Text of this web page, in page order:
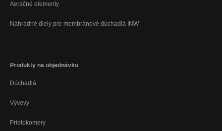
Aeračné elementy
Náhradné diely pre membránové dúchadlá INW
Produkty na objednávku
Dúchadlá
Vývevy
Prietokomery